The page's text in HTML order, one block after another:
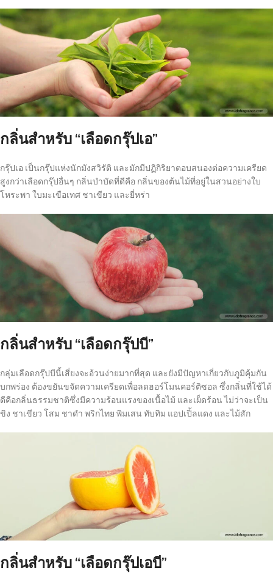
กลิ่นสำหรับ “เลือดกรุ๊ปเอ”
กรุ๊ปเอ เป็นกรุ๊ปแห่งนักมังสวิรัติ และมักมีปฏิกิริยาตอบสนองต่อความเครียด
สูงกว่าเลือดกรุ๊ปอื่นๆ กลิ่นบำบัดที่ดีคือ กลิ่นของต้นไม้ที่อยู่ในสวนอย่างใบ
โหระพา ใบมะเขือเทศ ชาเขียว และยี่หร่า
กลิ่นสำหรับ “เลือดกรุ๊ปบี”
กลุ่มเลือดกรุ๊ปบีนี้เสี่ยงจะอ้วนง่ายมากที่สุด และยังมีปัญหาเกี่ยวกับภูมิคุ้มกัน
บกพร่อง ต้องขยันขจัดความเครียดเพื่อลดฮอร์โมนคอร์ติซอล ซึ่งกลิ่นที่ใช้ได้
ดีคือกลิ่นธรรมชาติซึ่งมีความร้อนแรงของเนื้อไม้ และเผ็ดร้อน ไม่ว่าจะเป็น
ขิง ชาเขียว โสม ชาดำ พริกไทย พิมเสน ทับทิม แอปเปิ้ลแดง และไม้สัก
กลิ่นสำหรับ “เลือดกรุ๊ปเอบี”